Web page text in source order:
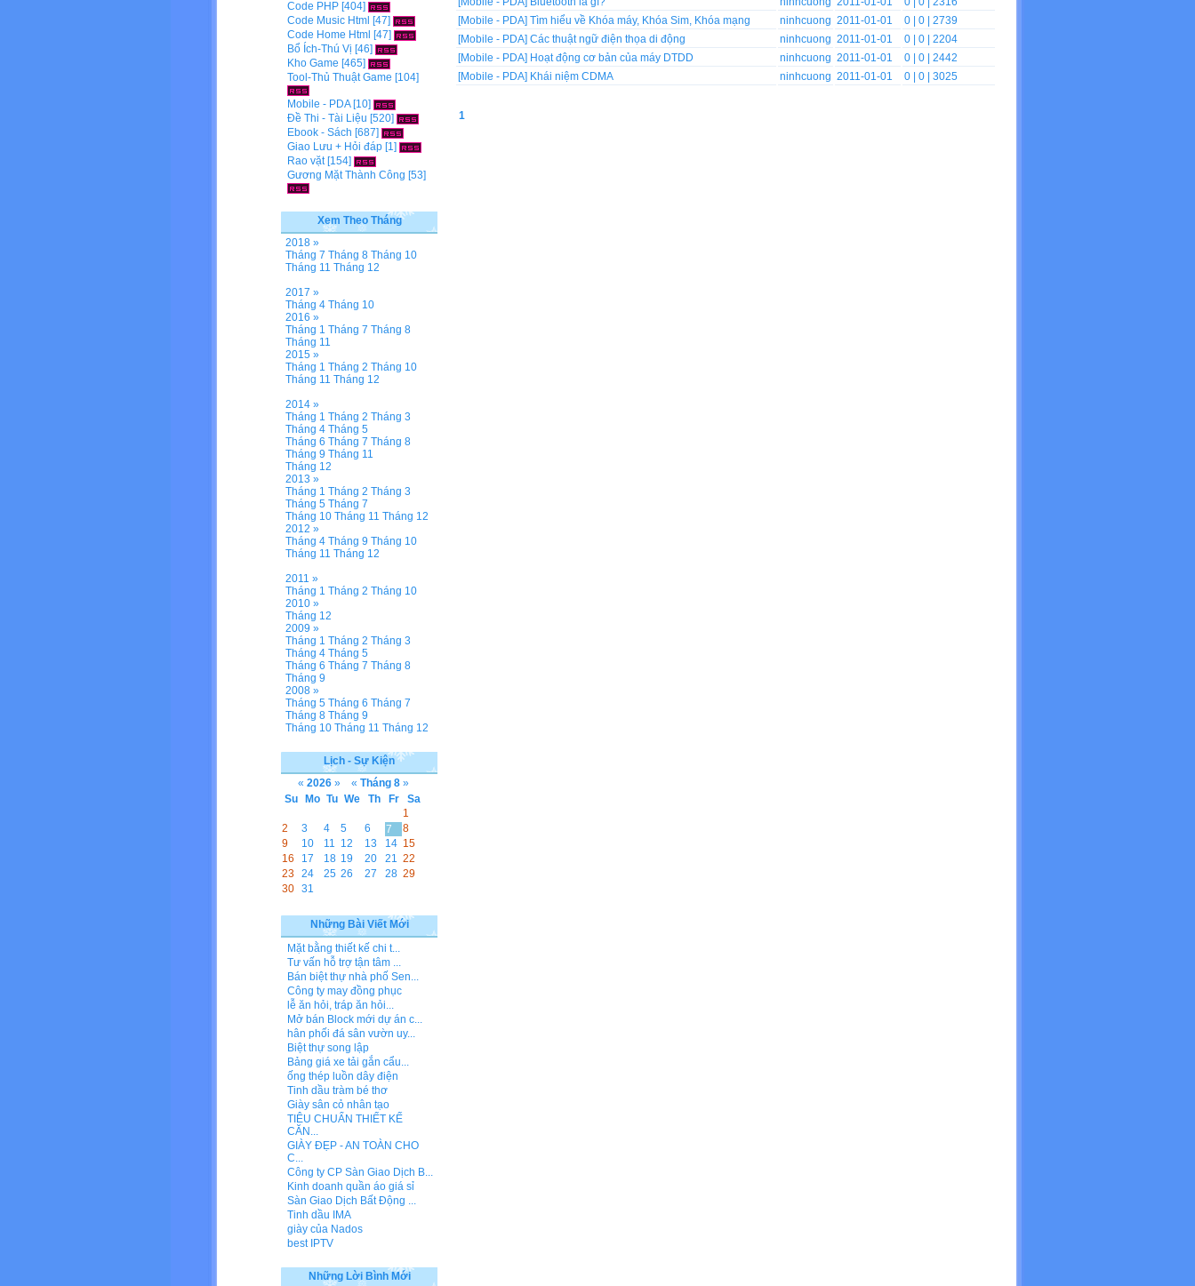
[Mobile - PDA] Tìm hiểu về Khóa máy, Khóa Sim, Khóa mạng ninhcuong 2011-01-01 0 | 0 | 2739
[Mobile - PDA] Các thuật ngữ điện thọa di động ninhcuong 2011-01-01 0 | 0 | 2204
[Mobile - PDA] Hoạt động cơ bản của máy DTDD ninhcuong 2011-01-01 0 | 0 | 2442
[Mobile - PDA] Khái niệm CDMA ninhcuong 2011-01-01 0 | 0 | 3025
1
Code PHP [404]
Code Music Html [47]
Code Home Html [47]
Bổ Ích-Thú Vị [46]
Kho Game [465]
Tool-Thủ Thuật Game [104]
Mobile - PDA[10]
Đề Thi - Tài Liệu [520]
Ebook - Sách [687]
Giao Lưu + Hỏi đáp [1]
Rao vặt[154]
Gương Mặt Thành Công [53]
Xem Theo Tháng
2018 »
Tháng 7 Tháng 8 Tháng 10
Tháng 11 Tháng 12
2017 »
Tháng 4 Tháng 10
2016 »
Tháng 1 Tháng 7 Tháng 8
Tháng 11
2015 »
Tháng 1 Tháng 2 Tháng 10
Tháng 11 Tháng 12
2014 »
Tháng 1 Tháng 2 Tháng 3
Tháng 4 Tháng 5
Tháng 6 Tháng 7 Tháng 8
Tháng 9 Tháng 11
Tháng 12
2013 »
Tháng 1 Tháng 2 Tháng 3
Tháng 5 Tháng 7
Tháng 10 Tháng 11 Tháng 12
2012 »
Tháng 4 Tháng 9 Tháng 10
Tháng 11 Tháng 12
2011 »
Tháng 1 Tháng 2 Tháng 10
2010 »
Tháng 12
2009 »
Tháng 1 Tháng 2 Tháng 3
Tháng 4 Tháng 5
Tháng 6 Tháng 7 Tháng 8
Tháng 9
2008 »
Tháng 5 Tháng 6 Tháng 7
Tháng 8 Tháng 9
Tháng 10 Tháng 11 Tháng 12
Lịch - Sự Kiện
« 2026 » « Tháng 8 »
Su
Mo Tu We Th Fr
Sa
1
2
3 4 5 6 7
8
9
10 11 12 13 14 15
16
17 18 19 20 21 22
23 24 25 26 27 28 29
30 31
Những Bài Viết Mới
Mặt bằng thiết kế chi t...
Tư vấn hỗ trợ tận tâm ...
Bán biệt thự nhà phố Sen...
Công ty may đồng phục
lễ ăn hỏi, tráp ăn hỏi...
Mở bán Block mới dự án c...
hân phối đá sân vườn uy...
Biệt thự song lập
Bảng giá xe tải gắn cẩu...
ống thép luồn dây điện
Tinh dầu tràm bé thơ
Giày sân cỏ nhân tạo
TIÊU CHUẨN THIẾT KẾ
CĂN...
GIÀY ĐẸP - AN TOÀN CHO
C...
Công ty CP Sàn Giao Dịch B...
Kinh doanh quần áo giá sỉ
Sàn Giao Dịch Bất Động ...
Tinh dầu IMA
giày của Nados
best IPTV
Những Lời Bình Mới